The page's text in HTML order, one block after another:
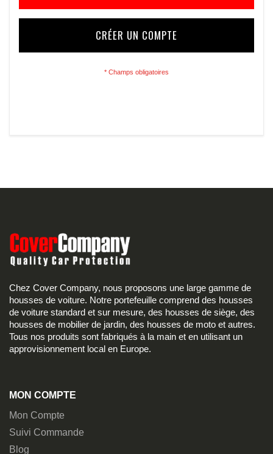
CRÉER UN COMPTE
Chez Cover Company, nous proposons une large gamme de
housses de voiture. Notre portefeuille comprend des housses
de voiture standard et sur mesure, des housses de siège, des
housses de mobilier de jardin, des housses de moto et autres.
Tous nos produits sont fabriqués à la main et en utilisant un
approvisionnement local en Europe.
MON COMPTE
Mon Compte
Suivi Commande
Blog